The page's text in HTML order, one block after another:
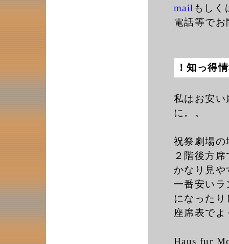
mail もしく
電話等で
！知っ得
私はお安い
に。。
祝祭劇場の
２階後方席
かなり見
一番安いラ
になった
座席表で
Haus fur